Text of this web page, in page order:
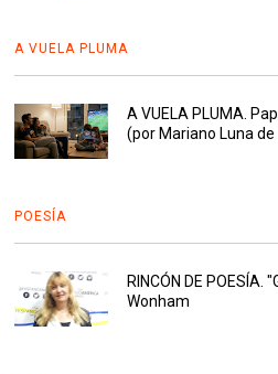
A VUELA PLUMA
A VUELA PLUMA.
(por Mariano Luna
POESÍA
RINCÓN DE POESÍA.
Wonham